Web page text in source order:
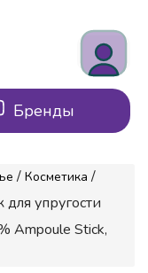
Бренды
/ Косметика /
упругости
Stick,